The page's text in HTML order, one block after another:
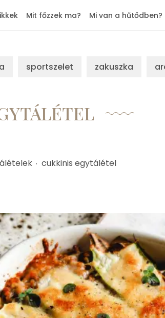
Mit főzzek ma? Mi van a hűtődben?
sportszelet zakuszka
cukkinis egytálétel